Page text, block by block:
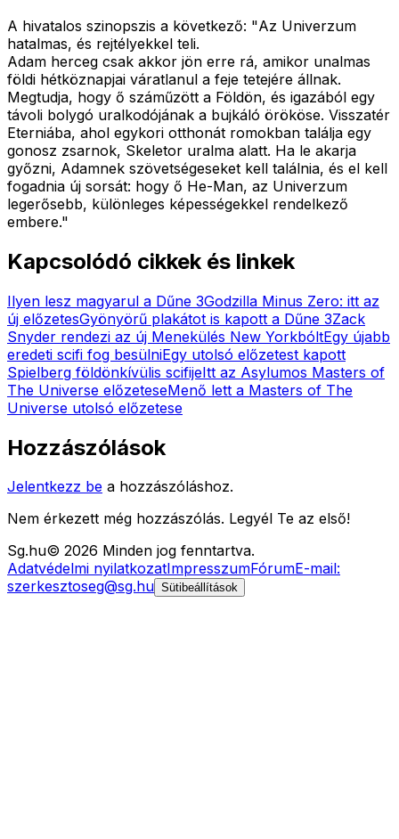
A hivatalos szinopszis a következő: "Az Univerzum
hatalmas, és rejtélyekkel teli.
Adam herceg csak akkor jön erre rá, amikor unalmas
földi hétköznapjai váratlanul a feje tetejére állnak.
Megtudja, hogy ő száműzött a Földön, és igazából egy
távoli bolygó uralkodójának a bujkáló örököse. Visszatér
Eterniába, ahol egykori otthonát romokban találja egy
gonosz zsarnok, Skeletor uralma alatt. Ha le akarja
győzni, Adamnek szövetségeseket kell találnia, és el kell
fogadnia új sorsát: hogy ő He-Man, az Univerzum
legerősebb, különleges képességekkel rendelkező
embere."
Kapcsolódó cikkek és linkek
Ilyen lesz magyarul a Dűne 3Godzilla Minus Zero: itt az
új előzetesGyönyörű plakátot is kapott a Dűne 3Zack
Snyder rendezi az új Menekülés New YorkbóltEgy újabb
eredeti scifi fog besülniEgy utolsó előzetest kapott
Spielberg földönkívülis scifijeItt az Asylumos Masters of
The Universe előzeteseMenő lett a Masters of The
Universe utolsó előzetese
Hozzászólások
Jelentkezz be a hozzászóláshoz.
Nem érkezett még hozzászólás. Legyél Te az első!
Sg.hu© 2026 Minden jog fenntartva.
Adatvédelmi nyilatkozatImpresszumFórumE-mail:
szerkesztoseg@sg.hu Sütibeállítások